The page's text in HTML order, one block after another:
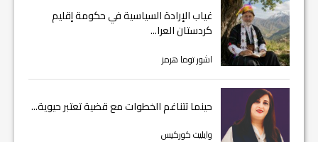
غياب الإرادة السياسية في حكومة إقليم
كردستان العرا...
اشور توما هرمز
حينما تتناغم الخطوات مع قضية تعتبر حيوية...
وايليت كوركيس